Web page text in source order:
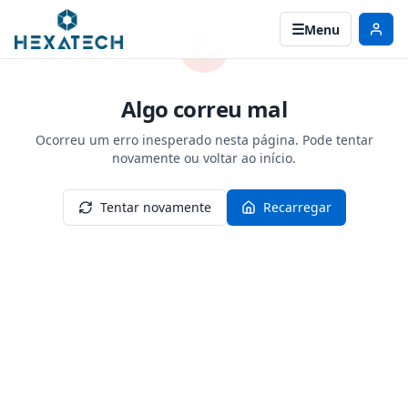
Menu
Algo correu mal
Ocorreu um erro inesperado nesta página. Pode tentar
novamente ou voltar ao início.
Tentar novamente Recarregar